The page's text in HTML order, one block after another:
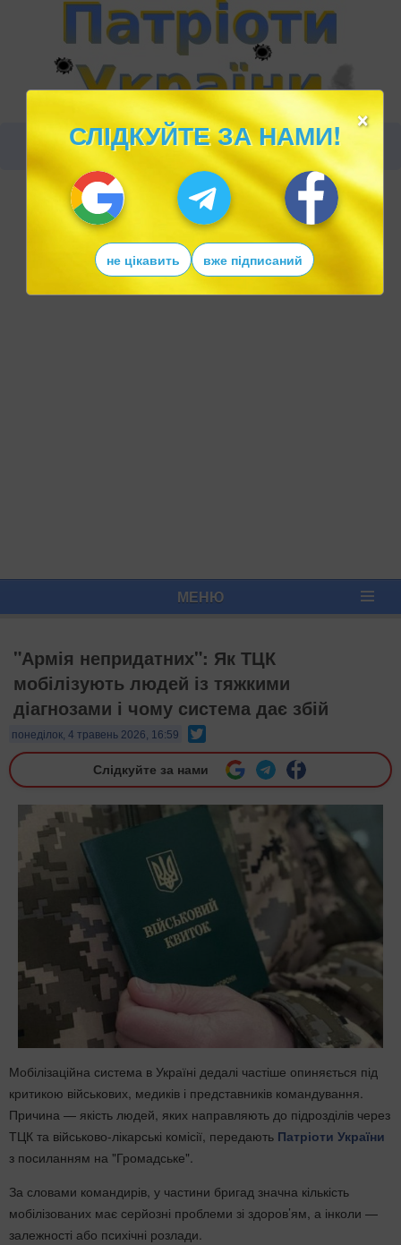
МЕНЮ
"Армія непридатних": Як ТЦК
мобілізують людей із тяжкими
діагнозами і чому система дає збій
понеділок, 4 травень 2026, 16:59
Слідкуйте за нами
Мобілізаційна система в Україні дедалі частіше опиняється під
критикою військових, медиків і представників командування.
Причина — якість людей, яких направляють до підрозділів через
ТЦК та військово-лікарські комісії, передають Патріоти України
з посиланням на "Громадське".
За словами командирів, у частини бригад значна кількість
мобілізованих має серйозні проблеми зі здоров’ям, а інколи —
залежності або психічні розлади.
×
СЛІДКУЙТЕ ЗА НАМИ!
не цікавить вже підписаний